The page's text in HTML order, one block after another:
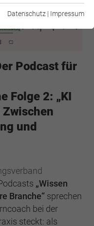
Podcast für
Folge 2: „KI
und
„Wissen
Branche“sprechen
bei der
steckt: als
Funktionen der
um Ihre
für diese Website zu
ID, die verwendet
Daten dazu, wie der
nutzt, zu generieren.
Datenschutz | Impressum